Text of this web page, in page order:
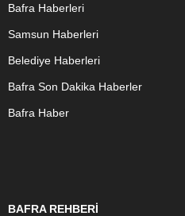
Bafra Haberleri
Samsun Haberleri
Belediye Haberleri
Bafra Son Dakika Haberler
Bafra Haber
BAFRA REHBERİ